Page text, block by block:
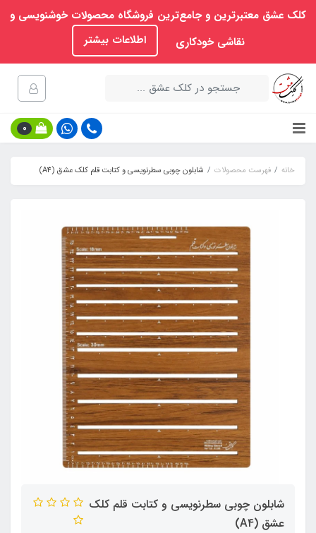
کلک عشق معتبرترین و جامع‌ترین فروشگاه محصولات خوشنویسی و
نقاشی خودکاری
اطلاعات بیشتر
0
خانه فهرست محصولات شابلون چوبی سطرنویسی و کتابت قلم کلک عشق (A4)
شابلون چوبی سطرنویسی و کتابت قلم کلک
عشق (A4)